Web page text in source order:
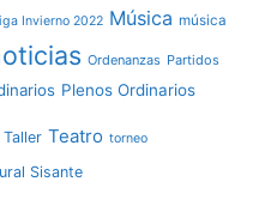
Invierno 2022 Música música
Ordenanzas Partidos
Plenos Ordinarios
Taller Teatro torneo
Sisante